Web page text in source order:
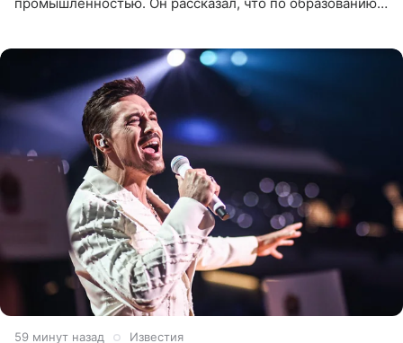
59 минут назад Известия